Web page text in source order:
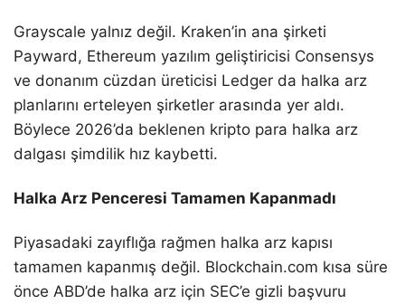
Grayscale yalnız değil. Kraken’in ana şirketi
Payward, Ethereum yazılım geliştiricisi Consensys
ve donanım cüzdan üreticisi Ledger da halka arz
planlarını erteleyen şirketler arasında yer aldı.
Böylece 2026’da beklenen kripto para halka arz
dalgası şimdilik hız kaybetti.
Halka Arz Penceresi Tamamen Kapanmadı
Piyasadaki zayıflığa rağmen halka arz kapısı
tamamen kapanmış değil. Blockchain.com kısa süre
önce ABD’de halka arz için SEC’e gizli başvuru